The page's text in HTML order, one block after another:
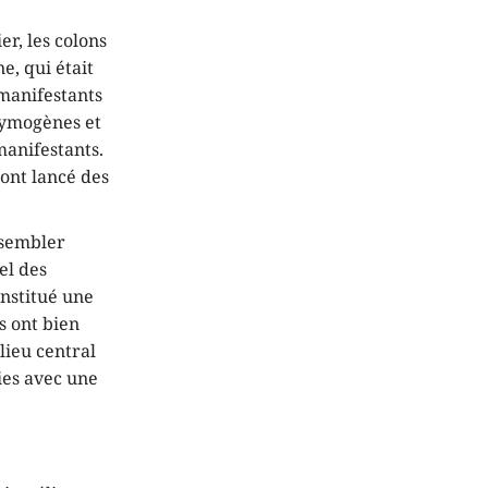
les colons
qui était
et
lancé des
des
une
ont bien
central
avec une